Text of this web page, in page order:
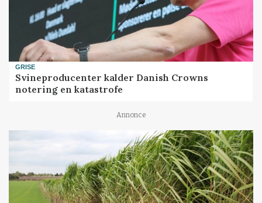
GRISE
Svineproducenter kalder Danish Crowns
notering en katastrofe
Annonce